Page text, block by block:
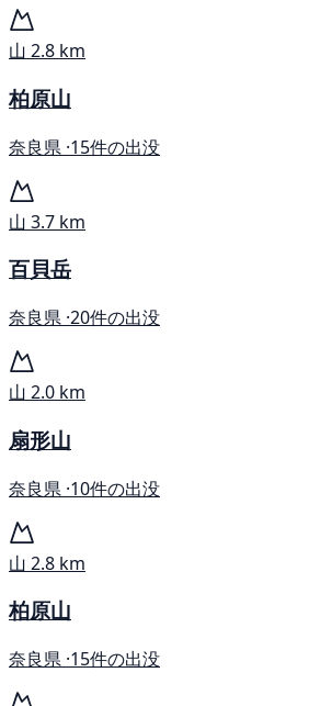
山 2.8 km
柏原山
奈良県 ·15件の出没
山 3.7 km
百貝岳
奈良県 ·20件の出没
山 2.0 km
扇形山
奈良県 ·10件の出没
山 2.8 km
柏原山
奈良県 ·15件の出没